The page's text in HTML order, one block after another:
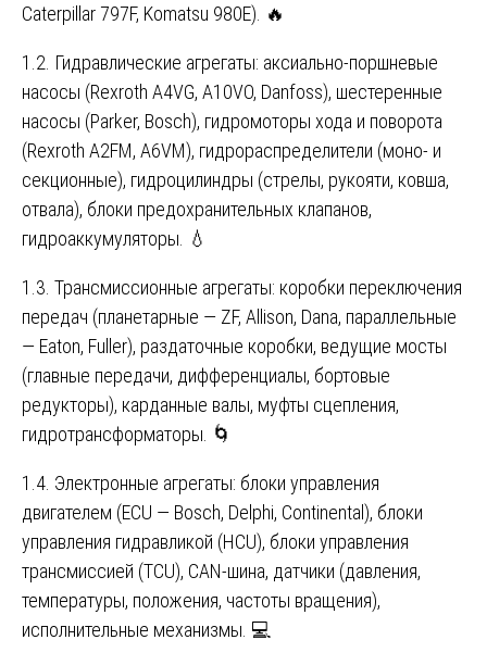
Caterpillar 797F, Komatsu 980E). 🔥
1.2. Гидравлические агрегаты: аксиально-поршневые
насосы (Rexroth A4VG, A10VO, Danfoss), шестеренные
насосы (Parker, Bosch), гидромоторы хода и поворота
(Rexroth A2FM, A6VM), гидрораспределители (моно- и
секционные), гидроцилиндры (стрелы, рукояти, ковша,
отвала), блоки предохранительных клапанов,
гидроаккумуляторы. 💧
1.3. Трансмиссионные агрегаты: коробки переключения
передач (планетарные — ZF, Allison, Dana, параллельные
— Eaton, Fuller), раздаточные коробки, ведущие мосты
(главные передачи, дифференциалы, бортовые
редукторы), карданные валы, муфты сцепления,
гидротрансформаторы. 🌀
1.4. Электронные агрегаты: блоки управления
двигателем (ECU — Bosch, Delphi, Continental), блоки
управления гидравликой (HCU), блоки управления
трансмиссией (TCU), CAN-шина, датчики (давления,
температуры, положения, частоты вращения),
исполнительные механизмы. 💻